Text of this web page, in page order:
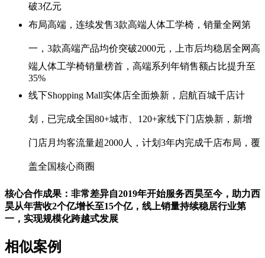
破3亿元
布局高端，连续发售3款高端人体工学椅，销量全网第
一， 3款高端产品均价突破2000元，上市后均稳居全网高
端人体工学椅销量榜首，高端系列年销售额占比提升至
35%
线下Shopping Mall实体店全面焕新，启航百城千店计
划，已完成全国80+城市、120+家线下门店焕新，新增
门店月均客流量超2000人，计划3年内完成千店布局，覆
盖全国核心商圈
核心合作成果：非常差异自2019年开始服务西昊至今，助力西
昊从年营收2个亿增长至15个亿，线上销量持续稳居行业第
一，实现规模化跨越式发展
相似案例